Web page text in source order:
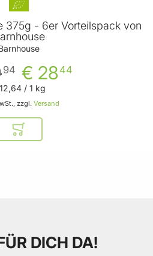
375g - 6er Vorteilspack von
€ 2844
94
zzgl. Versand
,64 / 1 kg
In den Warenkorb
DICH DA!